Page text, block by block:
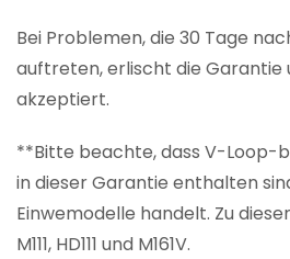
Bei Problemen, die 30 Tage
auftreten, erlischt die Garantie
akzeptiert.
**Bitte beachte, dass V-Loop-
in dieser Garantie enthalten
Einwemodelle handelt. Zu
M111, HD111 und M161V.